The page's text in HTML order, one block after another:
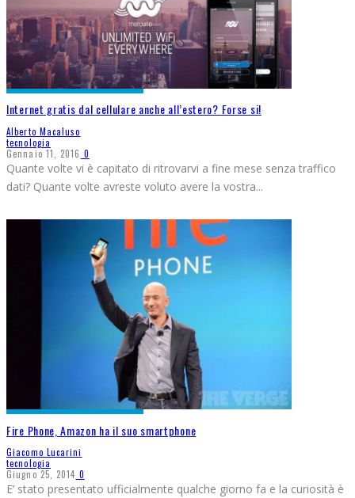
Internet gratis dal cellulare anche all’estero? Forse si!
Alberto Macaluso
tecnologia
Gennaio 11, 2016 0
Quante volte vi è capitato di ritrovarvi a fine mese senza traffico
dati? Quante volte avreste voluto avere la vostra...
Fire Phone, Amazon ha il suo smartphone
Giacomo Lucarini
tecnologia
Giugno 25, 2014 0
E’ stato presentato ufficialmente qualche giorno fa e la curiosità è